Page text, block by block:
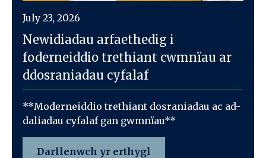
July 23, 2026
Newidiadau arfaethedig i
foderneiddio trethiant cwmnïau ar
ddosraniadau cyfalaf
**Moderneiddio trethiant dosraniadau ac ad-
daliadau cyfalaf gan gwmnïau**
Darllenwch yr erthygl